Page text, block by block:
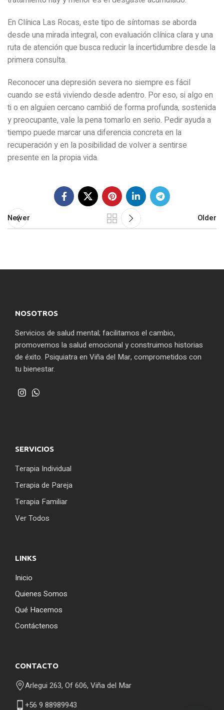
En Clínica Las Rocas, este tipo de síntomas se aborda
desde una mirada integral, con evaluación clínica clara y una
ruta de atención que busca reducir la incertidumbre desde la
primera consulta.
Reconocer una depresión severa no siempre es fácil
cuando se está viviendo desde adentro. Por eso, si algo en
ti o en alguien cercano cambió de forma profunda, sostenida
y preocupante, vale la pena tomarlo en serio. Pedir ayuda a
tiempo puede marcar una diferencia concreta en la
recuperación y en la posibilidad de volver a sentirse
presente en la propia vida.
Newer Older
NOSOTROS
Servicios de salud mental; facilitamos el cambio,
promovemos la salud emocional y construimos historias
de éxito. Psiquiatra en Viña del Mar, comprometidos con
tu bienestar.
SERVICIOS
Terapia Individual
Terapia de Pareja
Terapia Familiar
Ver Todos
LINKS
Inicio
Quienes Somos
Qué Hacemos
Contáctenos
CONTACTO
Arlegui 263, Of 606, Viña del Mar
+56 9 88989943